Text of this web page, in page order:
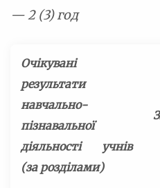
— 2 (3) год
Очікувані
результати
навчально-
пізнавальної
діяльності учнів
(за розділами)